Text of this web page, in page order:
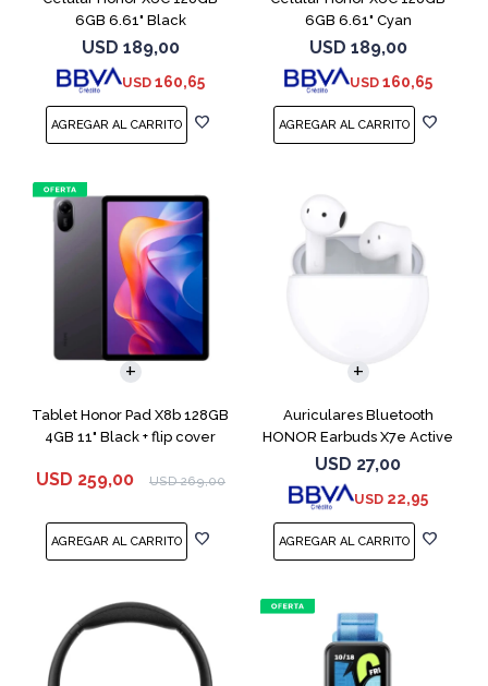
6GB 6.61" Black
USD 189,00
USD 160,65
6GB 6.61" Cyan
USD 189,00
USD 160,65
Tablet Honor Pad X8b 128GB
4GB 11" Black + flip cover
USD 259,00 USD 269,00
Auriculares Bluetooth
HONOR Earbuds X7e Active
TWS White
USD 27,00
USD 22,95